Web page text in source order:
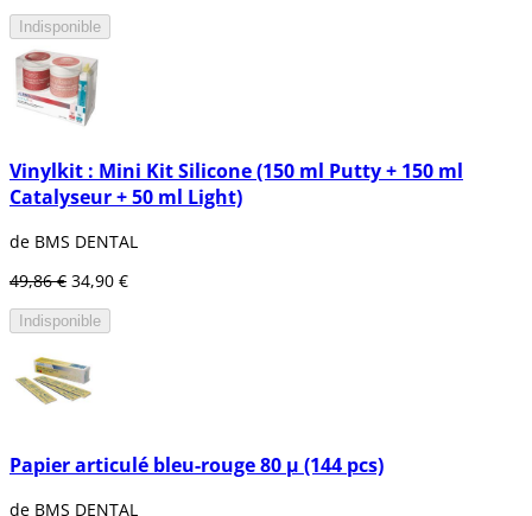
Indisponible
Vinylkit : Mini Kit Silicone (150 ml Putty + 150 ml
Catalyseur + 50 ml Light)
de BMS DENTAL
49,86 € 34,90 €
Indisponible
Papier articulé bleu-rouge 80 μ (144 pcs)
de BMS DENTAL